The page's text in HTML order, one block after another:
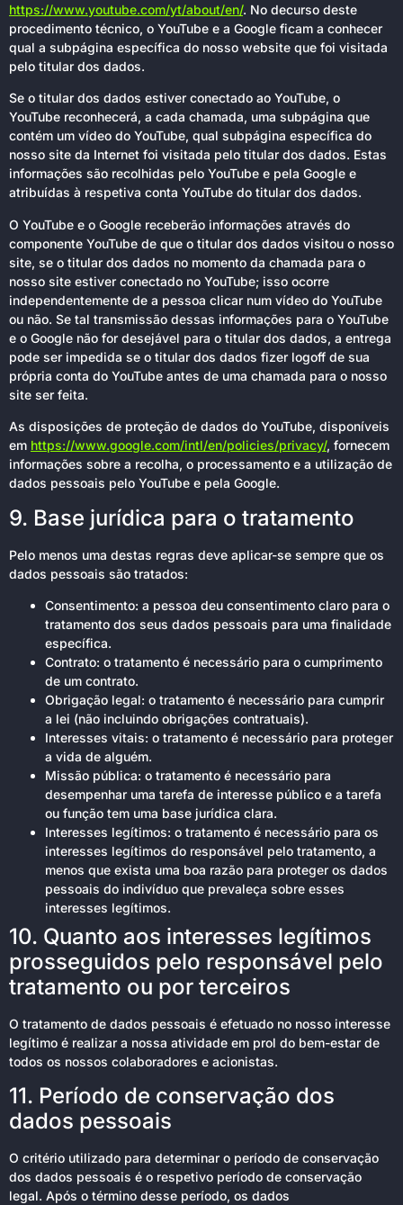
https://www.youtube.com/yt/about/en/. No decurso deste
procedimento técnico, o YouTube e a Google ficam a conhecer
qual a subpágina específica do nosso website que foi visitada
pelo titular dos dados.
Se o titular dos dados estiver conectado ao YouTube, o
YouTube reconhecerá, a cada chamada, uma subpágina que
contém um vídeo do YouTube, qual subpágina específica do
nosso site da Internet foi visitada pelo titular dos dados. Estas
informações são recolhidas pelo YouTube e pela Google e
atribuídas à respetiva conta YouTube do titular dos dados.
O YouTube e o Google receberão informações através do
componente YouTube de que o titular dos dados visitou o nosso
site, se o titular dos dados no momento da chamada para o
nosso site estiver conectado no YouTube; isso ocorre
independentemente de a pessoa clicar num vídeo do YouTube
ou não. Se tal transmissão dessas informações para o YouTube
e o Google não for desejável para o titular dos dados, a entrega
pode ser impedida se o titular dos dados fizer logoff de sua
própria conta do YouTube antes de uma chamada para o nosso
site ser feita.
As disposições de proteção de dados do YouTube, disponíveis
em https://www.google.com/intl/en/policies/privacy/, fornecem
informações sobre a recolha, o processamento e a utilização de
dados pessoais pelo YouTube e pela Google.
9. Base jurídica para o tratamento
Pelo menos uma destas regras deve aplicar-se sempre que os
dados pessoais são tratados:
Consentimento: a pessoa deu consentimento claro para o
tratamento dos seus dados pessoais para uma finalidade
específica.
Contrato: o tratamento é necessário para o cumprimento
de um contrato.
Obrigação legal: o tratamento é necessário para cumprir
a lei (não incluindo obrigações contratuais).
Interesses vitais: o tratamento é necessário para proteger
a vida de alguém.
Missão pública: o tratamento é necessário para
desempenhar uma tarefa de interesse público e a tarefa
ou função tem uma base jurídica clara.
Interesses legítimos: o tratamento é necessário para os
interesses legítimos do responsável pelo tratamento, a
menos que exista uma boa razão para proteger os dados
pessoais do indivíduo que prevaleça sobre esses
interesses legítimos.
10. Quanto aos interesses legítimos
prosseguidos pelo responsável pelo
tratamento ou por terceiros
O tratamento de dados pessoais é efetuado no nosso interesse
legítimo é realizar a nossa atividade em prol do bem-estar de
todos os nossos colaboradores e acionistas.
11. Período de conservação dos
dados pessoais
O critério utilizado para determinar o período de conservação
dos dados pessoais é o respetivo período de conservação
legal. Após o término desse período, os dados